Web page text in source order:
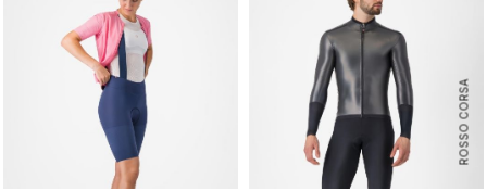
ROSSO CORSA